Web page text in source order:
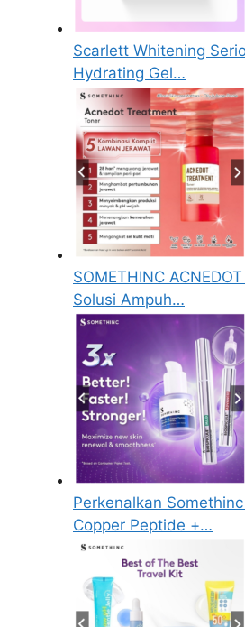
Scarlett Whitening
Hydrating Gel…
SOMETHINC
Solusi Ampuh…
Perkenalkan Somethinc
Copper Peptide +…